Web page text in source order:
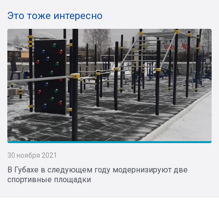
Это тоже интересно
30 ноября 2021
В Губахе в следующем году модернизируют две
спортивные площадки